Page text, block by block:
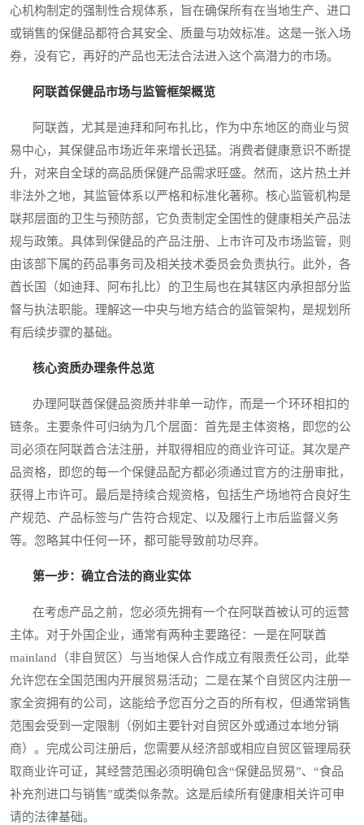
心机构制定的强制性合规体系，旨在确保所有在当地生产、进口
或销售的保健品都符合其安全、质量与功效标准。这是一张入场
券，没有它，再好的产品也无法合法进入这个高潜力的市场。
阿联酋保健品市场与监管框架概览
阿联酋，尤其是迪拜和阿布扎比，作为中东地区的商业与贸
易中心，其保健品市场近年来增长迅猛。消费者健康意识不断提
升，对来自全球的高品质保健产品需求旺盛。然而，这片热土并
非法外之地，其监管体系以严格和标准化著称。核心监管机构是
联邦层面的卫生与预防部，它负责制定全国性的健康相关产品法
规与政策。具体到保健品的产品注册、上市许可及市场监管，则
由该部下属的药品事务司及相关技术委员会负责执行。此外，各
酋长国（如迪拜、阿布扎比）的卫生局也在其辖区内承担部分监
督与执法职能。理解这一中央与地方结合的监管架构，是规划所
有后续步骤的基础。
核心资质办理条件总览
办理阿联酋保健品资质并非单一动作，而是一个环环相扣的
链条。主要条件可归纳为几个层面：首先是主体资格，即您的公
司必须在阿联酋合法注册，并取得相应的商业许可证。其次是产
品资格，即您的每一个保健品配方都必须通过官方的注册审批，
获得上市许可。最后是持续合规资格，包括生产场地符合良好生
产规范、产品标签与广告符合规定、以及履行上市后监督义务
等。忽略其中任何一环，都可能导致前功尽弃。
第一步：确立合法的商业实体
在考虑产品之前，您必须先拥有一个在阿联酋被认可的运营
主体。对于外国企业，通常有两种主要路径：一是在阿联酋
mainland（非自贸区）与当地保人合作成立有限责任公司，此举
允许您在全国范围内开展贸易活动；二是在某个自贸区内注册一
家全资拥有的公司，这能给予您百分之百的所有权，但通常销售
范围会受到一定限制（例如主要针对自贸区外或通过本地分销
商）。完成公司注册后，您需要从经济部或相应自贸区管理局获
取商业许可证，其经营范围必须明确包含“保健品贸易”、“食品
补充剂进口与销售”或类似条款。这是后续所有健康相关许可申
请的法律基础。